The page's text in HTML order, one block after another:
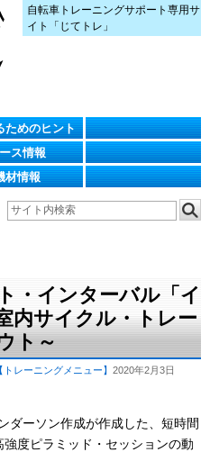
自転車トレーニングサポート専用サ
イト「じてトレ」
ためのヒント
ス情報
材情報
・インターバル「イ
サイクル・トレー
ト～
【トレーニングメニュー】 2020年2月3日
ダーソン作成が作成した、短時間
度ピラミッド・セッションの動